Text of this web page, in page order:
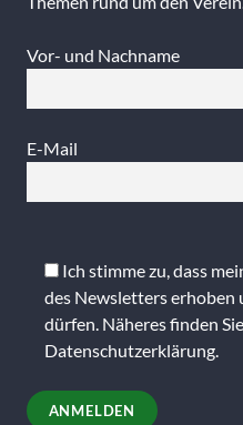
Vor- und Nachname
E-Mail
lasse
dieses
Feld
leer.
Ich stimme zu, dass
des Newsletters
dürfen. Näheres finden
Datenschutzerklärung.